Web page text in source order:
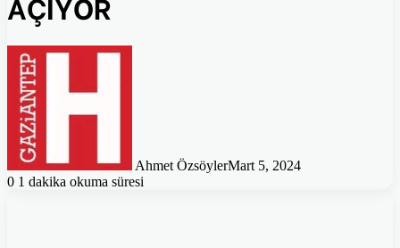
Ahmet ÖzsöylerMart 5, 2024
0 1 dakika okuma süresi